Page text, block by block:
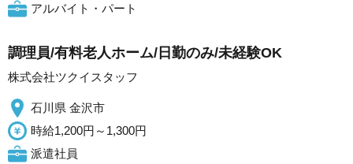
アルバイト・パート
調理員/有料老人ホーム/日勤のみ/未経験OK
株式会社ツクイスタッフ
石川県 金沢市
時給1,200円～1,300円
派遣社員